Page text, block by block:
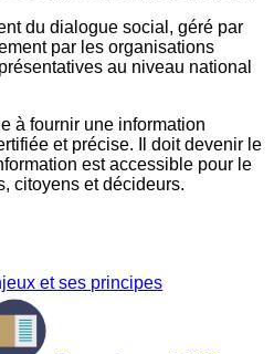
du dialogue social, géré par
par les organisations
au niveau national
à fournir une information
et précise. Il doit devenir le
est accessible pour le
citoyens et décideurs.
et ses principes